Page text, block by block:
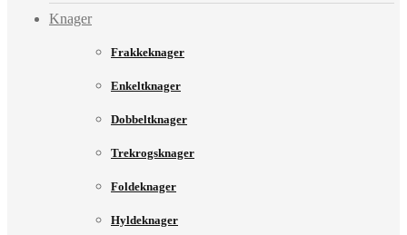
Knager
Frakkeknager
Enkeltknager
Dobbeltknager
Trekrogsknager
Foldeknager
Hyldeknager